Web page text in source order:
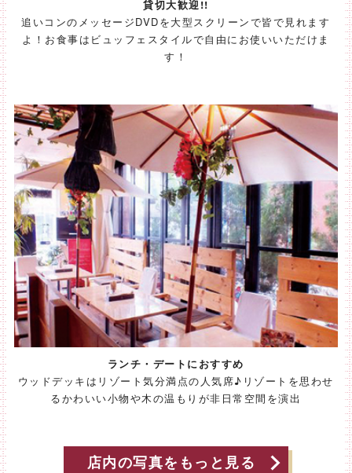
貸切大歓迎!!
追いコンのメッセージDVDを大型スクリーンで皆で見れます
よ！お食事はビュッフェスタイルで自由にお使いいただけま
す ！
ランチ・デートにおすすめ
ウッドデッキはリゾート気分満点の人気席♪リゾートを思わせ
るかわいい小物や木の温もりが非日常空間を演出
店内の写真をもっと見る